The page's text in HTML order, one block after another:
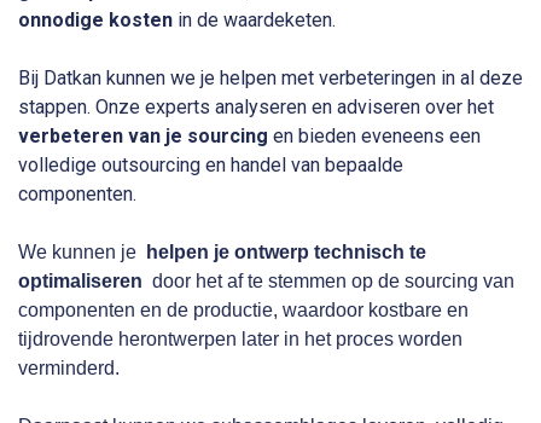
onnodige kosten in de waardeketen.
Bij Datkan kunnen we je helpen met verbeteringen in al deze
stappen. Onze experts analyseren en adviseren over het
verbeteren van je sourcing en bieden eveneens een
volledige outsourcing en handel van bepaalde
componenten.
We kunnen je
helpen je ontwerp technisch te
optimaliseren door het af te stemmen op de sourcing van
componenten en de productie, waardoor kostbare en
tijdrovende herontwerpen later in het proces worden
verminderd.